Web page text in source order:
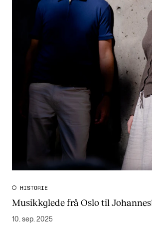
HISTORIE
Musikkglede frå Oslo til
10. sep. 2025